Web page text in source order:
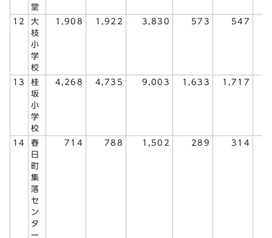
堂
12
大
枝
小
学
校
1,908 1,922 3,830 573 547
13
桂
坂
小
学
校
4,268 4,735 9,003 1,633 1,717
14
春
日
町
集
落
セ
ン
タ
ー
714 788 1,502 289 314